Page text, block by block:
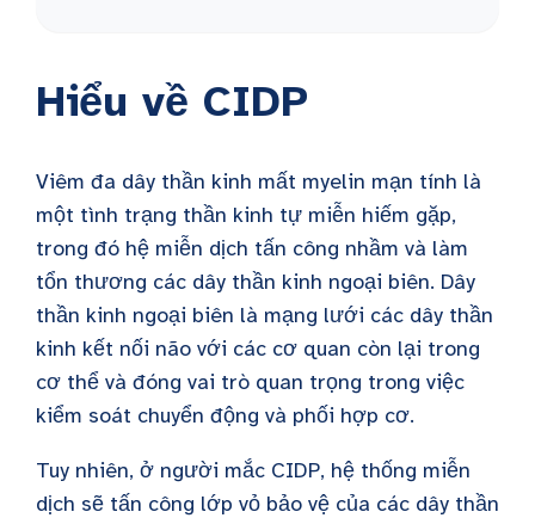
Hiểu về CIDP
Viêm đa dây thần kinh mất myelin mạn tính là
một tình trạng thần kinh tự miễn hiếm gặp,
trong đó hệ miễn dịch tấn công nhầm và làm
tổn thương các dây thần kinh ngoại biên. Dây
thần kinh ngoại biên là mạng lưới các dây thần
kinh kết nối não với các cơ quan còn lại trong
cơ thể và đóng vai trò quan trọng trong việc
kiểm soát chuyển động và phối hợp cơ.
Tuy nhiên, ở người mắc CIDP, hệ thống miễn
dịch sẽ tấn công lớp vỏ bảo vệ của các dây thần